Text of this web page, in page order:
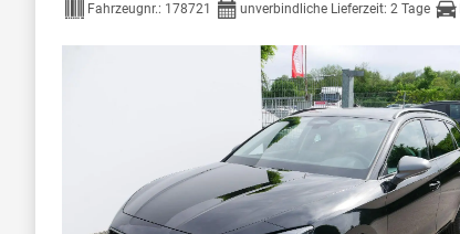
Fahrzeugnr.: 178721 unverbindliche Lieferzeit: 2 Tage